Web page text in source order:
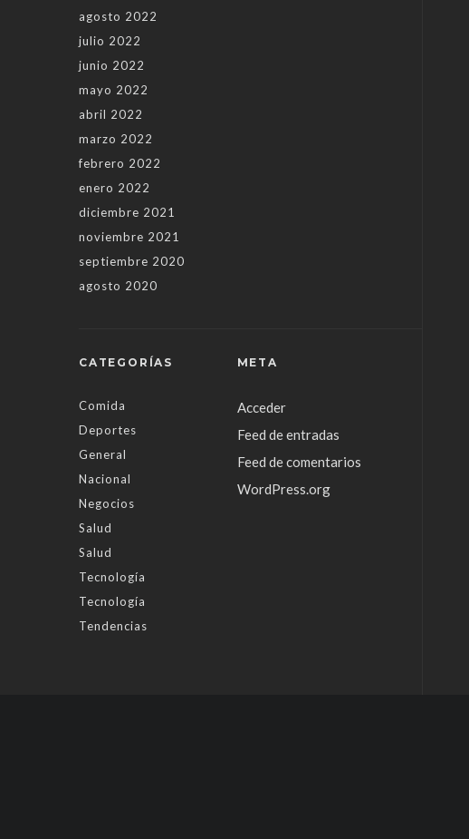
agosto 2022
julio 2022
junio 2022
mayo 2022
abril 2022
marzo 2022
febrero 2022
enero 2022
diciembre 2021
noviembre 2021
septiembre 2020
agosto 2020
CATEGORÍAS
Comida
Deportes
General
Nacional
Negocios
Salud
Salud
Tecnología
Tecnología
Tendencias
META
Acceder
Feed de entradas
Feed de comentarios
WordPress.org